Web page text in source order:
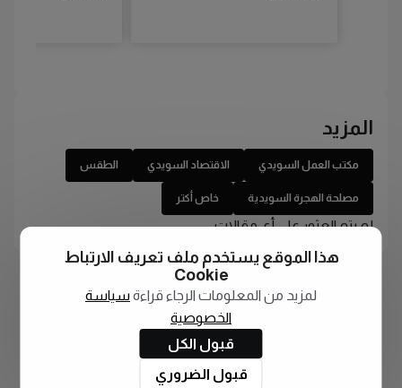
المزيد
مكتب العمل السويدي الاقتصاد السويدي الطقس
مصلحة الهجرة السويدية خاص أكتر
لم يتم العثور على أي مقالات
هذا الموقع يستخدم ملف تعريف الارتباط
Cookie
لمزيد من المعلومات الرجاء قراءة سياسة
الخصوصية
قبول الكل
قبول الضروري